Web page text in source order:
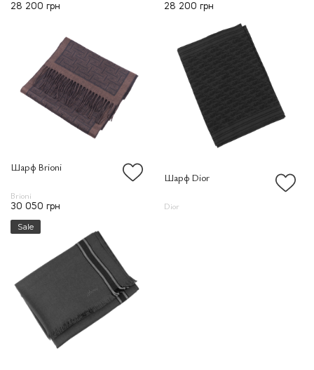
28 200 грн 28 200 грн
Шарф Brioni
Brioni
30 050 грн
Шарф Dior
Dior
Sale